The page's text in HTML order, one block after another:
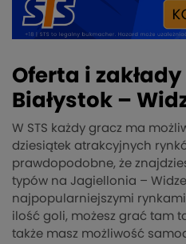
Oferta i
Białystok –
W STS każdy gracz ma
dziesiątek atrakcyjnych
prawdopodobne, że
typów na Jagiellonia –
najpopularniejszymi
ilość goli, możesz grać tam
także masz możliwość